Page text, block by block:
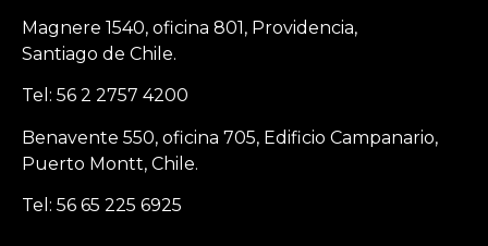
Magnere 1540, oficina 801, Providencia,
Santiago de Chile.
Tel: 56 2 2757 4200
Benavente 550, oficina 705, Edificio Campanario,
Puerto Montt, Chile.
Tel: 56 65 225 6925